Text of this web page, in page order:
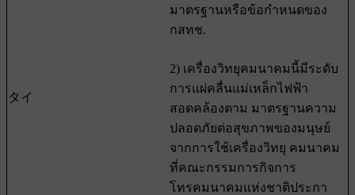
タイ
มาตรฐานหรือข้อกำหนดของ
กสทช.
2) เครื่องวิทยุคมนาคมนี้มีระดับ
การแผ่คลื่นแม่เหล็กไฟฟ้า
สอดคล้องตาม มาตรฐานความ
ปลอดภัยต่อสุขภาพของมนุษย์
จากการใช้เครื่องวิทยุ คมนาคม
ที่คณะกรรมการกิจการ
โทรคมนาคมแห่งชาติประกา